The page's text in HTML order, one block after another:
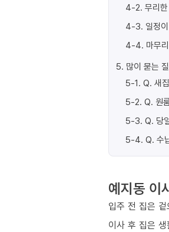
4-2. 무리
4-3. 일정
4-4. 마무
5. 많이 묻는
5-1. Q. 새
5-2. Q. 원
5-3. Q. 당
5-4. Q. 수
예지동 이
입주 전 집은
이사 후 집은 생